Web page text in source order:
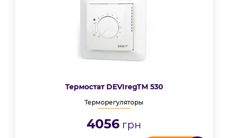
Термостат DEVIregTM 530
Терморегуляторы
4056 грн